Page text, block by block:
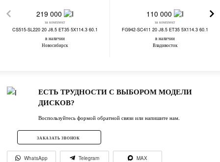
219 000
за комплект
CS515-SL220 20 J8.5 ET35 5X114.3 60.1
в наличии
Новосибирск
110 000
за комплект
FG942-SC411 20 J8.5 ET35 5X114.3 60.1
в наличии
Владивосток
ЕСТЬ ТРУДНОСТИ С ВЫБОРОМ МОДЕЛИ
ДИСКОВ?
Воспользуйтесь формой обратной связи или напишите нам.
ЗАКАЗАТЬ ЗВОНОК
WhatsApp Telegram MAX